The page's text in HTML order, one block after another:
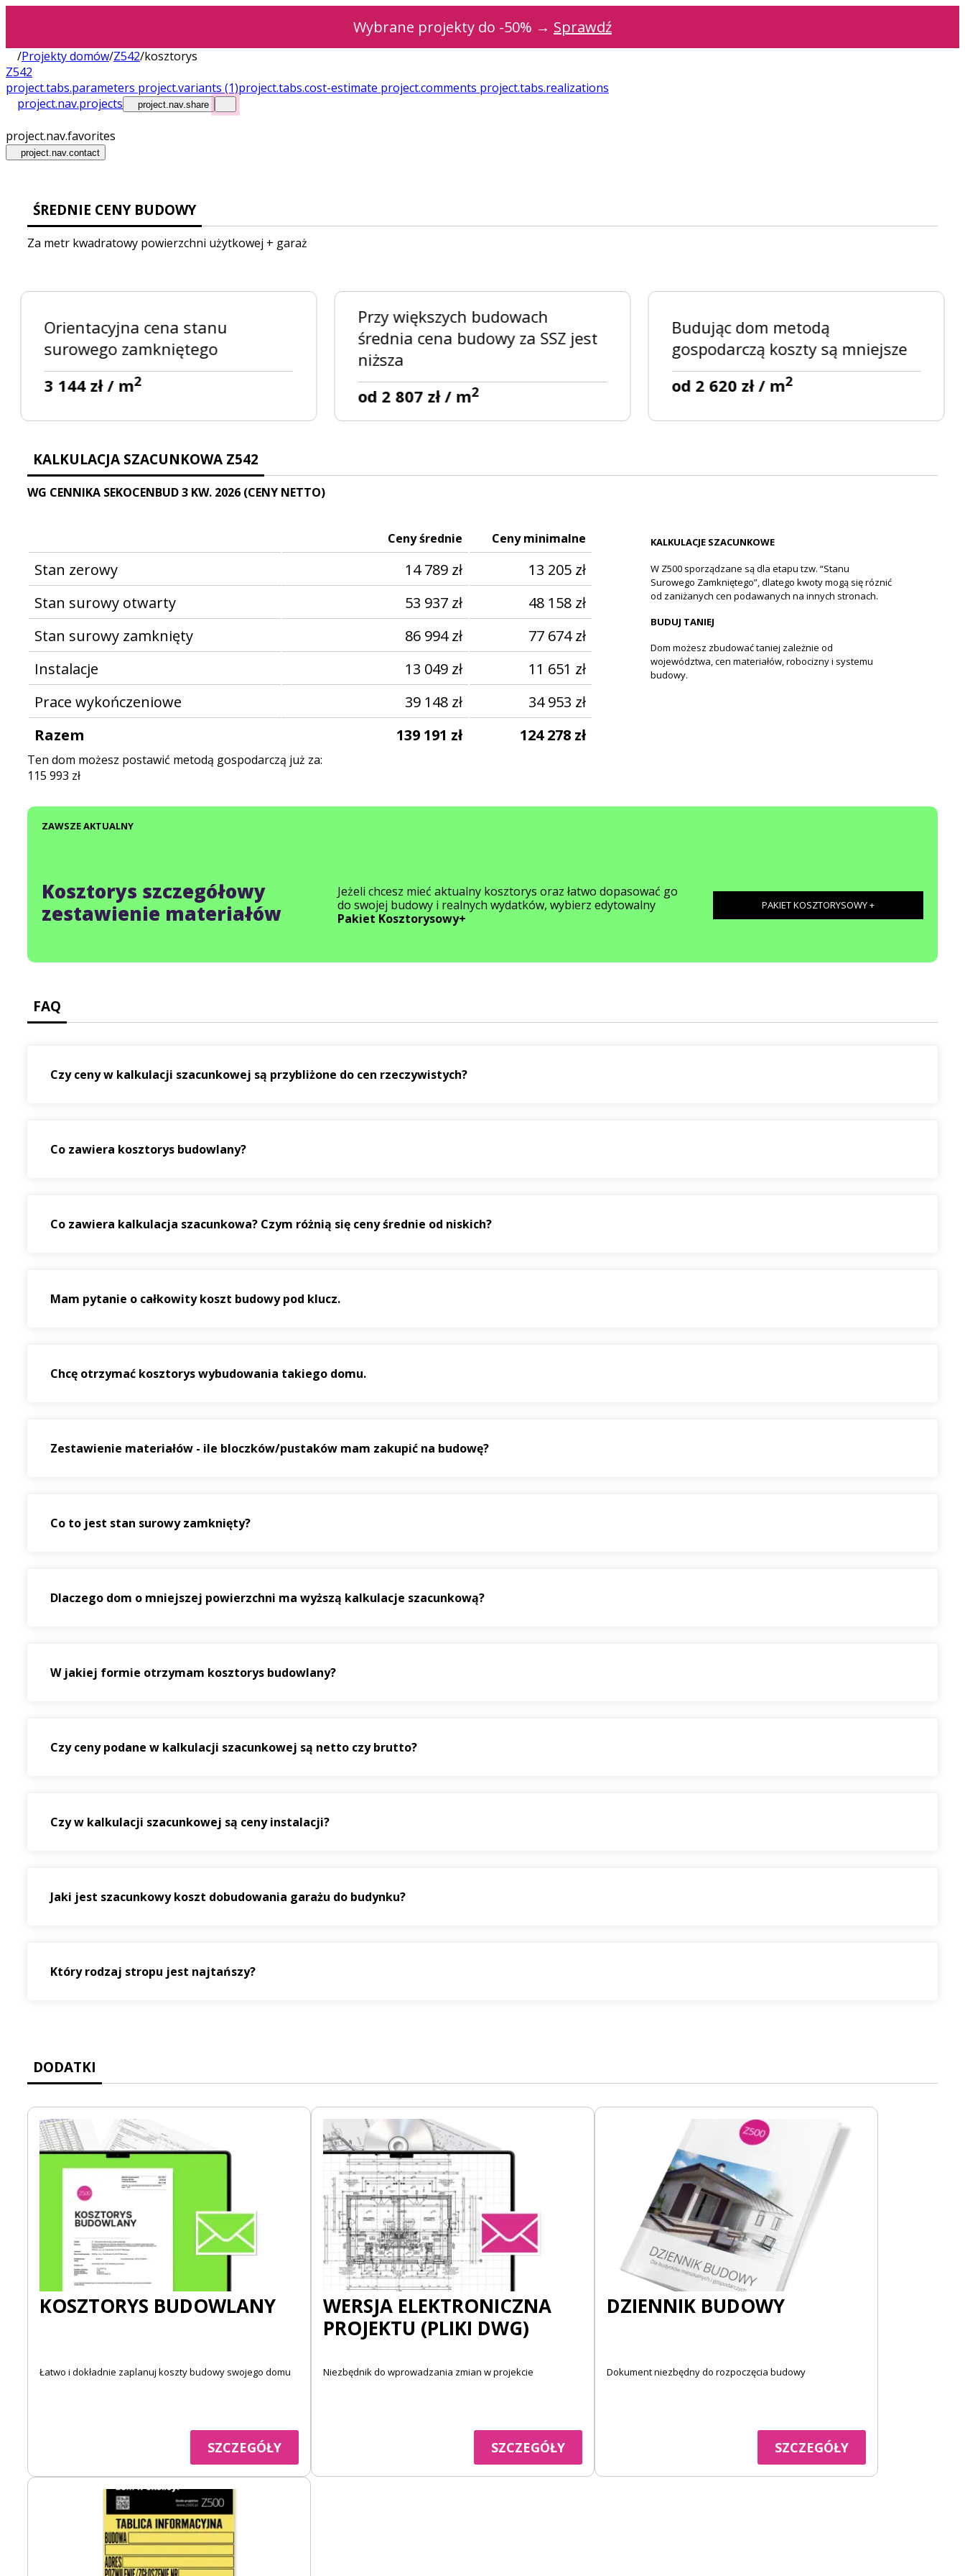
Wybrane projekty do -50% → Sprawdź
/Projekty domów/Z542/kosztorys
Z542
project.tabs.parameters project.variants (1)project.tabs.cost-estimate project.comments project.tabs.realizations
project.nav.projects
project.nav.share
project.nav.favorites
project.nav.contact
ŚREDNIE CENY BUDOWY
Za metr kwadratowy powierzchni użytkowej + garaż
Orientacyjna cena stanu
surowego zamkniętego
3 144 zł / m2
Przy większych budowach
średnia cena budowy za SSZ jest
niższa
od 2 807 zł / m2
Budując dom metodą
gospodarczą koszty są mniejsze
od 2 620 zł / m2
KALKULACJA SZACUNKOWA Z542
WG CENNIKA SEKOCENBUD 3 KW. 2026 (CENY NETTO)
Ceny średnie Ceny minimalne
Stan zerowy 14 789 zł 13 205 zł
Stan surowy otwarty
53 937 zł 48 158 zł
Stan surowy zamknięty
86 994zł 77 674zł
Instalacje
13 049 zł 11 651 zł
Prace wykończeniowe
39 148 zł 34 953 zł
Razem
139 191 zł 124 278 zł
Ten dom możesz postawić metodą gospodarczą już za:
115 993 zł
KALKULACJE SZACUNKOWE
W Z500 sporządzane są dla etapu tzw. “Stanu
Surowego Zamkniętego”, dlatego kwoty mogą się róznić
od zaniżanych cen podawanych na innych stronach.
BUDUJ TANIEJ
Dom możesz zbudować taniej zależnie od
województwa, cen materiałów, robocizny i systemu
budowy.
ZAWSZE AKTUALNY
Kosztorys szczegółowy
zestawienie materiałów
Jeżeli chcesz mieć aktualny kosztorys oraz łatwo dopasować go
do swojej budowy i realnych wydatków, wybierz edytowalny
Pakiet Kosztorysowy+
PAKIET KOSZTORYSOWY +
FAQ
Czy ceny w kalkulacji szacunkowej są przybliżone do cen rzeczywistych?
Co zawiera kosztorys budowlany?
Co zawiera kalkulacja szacunkowa? Czym różnią się ceny średnie od niskich?
Mam pytanie o całkowity koszt budowy pod klucz.
Chcę otrzymać kosztorys wybudowania takiego domu.
Zestawienie materiałów - ile bloczków/pustaków mam zakupić na budowę?
Co to jest stan surowy zamknięty?
Dlaczego dom o mniejszej powierzchni ma wyższą kalkulacje szacunkową?
W jakiej formie otrzymam kosztorys budowlany?
Czy ceny podane w kalkulacji szacunkowej są netto czy brutto?
Czy w kalkulacji szacunkowej są ceny instalacji?
Jaki jest szacunkowy koszt dobudowania garażu do budynku?
Który rodzaj stropu jest najtańszy?
DODATKI
KOSZTORYS BUDOWLANY
Łatwo i dokładnie zaplanuj koszty budowy swojego domu
SZCZEGÓŁY
WERSJA ELEKTRONICZNA
PROJEKTU (PLIKI DWG)
Niezbędnik do wprowadzania zmian w projekcie
SZCZEGÓŁY
DZIENNIK BUDOWY
Dokument niezbędny do rozpoczęcia budowy
SZCZEGÓŁY